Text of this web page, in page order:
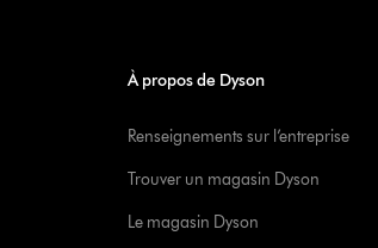
À propos de Dyson
Renseignements sur l’entreprise
Trouver un magasin Dyson
Le magasin Dyson